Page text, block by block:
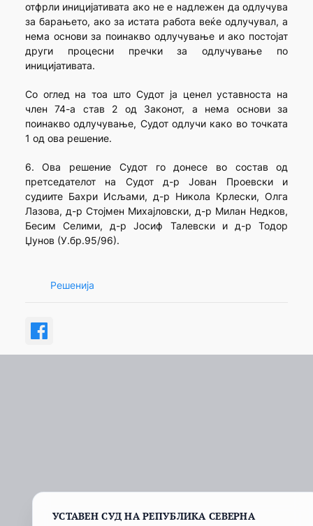
отфрли иницијативата ако не е надлежен да одлучува
за барањето, ако за истата работа веќе одлучувал, а
нема основи за поинакво одлучување и ако постојат
други процесни пречки за одлучување по
иницијативата.
Со оглед на тоа што Судот ја ценел уставноста на
член 74-а став 2 од Законот, а нема основи за
поинакво одлучување, Судот одлучи како во точката
1 од ова решение.
6. Ова решение Судот го донесе во состав од
претседателот на Судот д-р Јован Проевски и
судиите Бахри Исљами, д-р Никола Крлески, Олга
Лазова, д-р Стојмен Михајловски, д-р Милан Недков,
Бесим Селими, д-р Јосиф Талевски и д-р Тодор
Џунов (У.бр.95/96).
Решенија
УСТАВЕН СУД НА РЕПУБЛИКА СЕВЕРНА